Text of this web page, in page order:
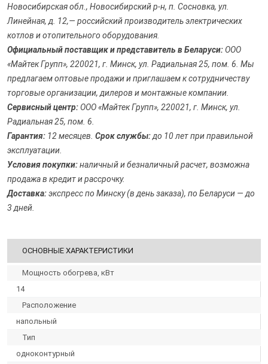
Новосибирская обл., Новосибирский р-н, п. Сосновка, ул.
Линейная, д. 12,— российский производитель электрических
котлов и отопительного оборудования.
Официальный поставщик и представитель в Беларуси:ООО
«Майтек Групп», 220021, г. Минск, ул. Радиальная 25, пом. 6. Мы
предлагаем оптовые продажи и приглашаем к сотрудничеству
торговые организации, дилеров и монтажные компании.
Сервисный центр:ООО «Майтек Групп», 220021, г. Минск, ул.
Радиальная 25, пом. 6.
Гарантия: 12 месяцев. Срок службы:до 10 лет при правильной
эксплуатации.
Условия покупки:наличный и безналичный расчет, возможна
продажа в кредит и рассрочку.
Доставка:экспресс по Минску (в день заказа), по Беларуси — до
3 дней.
ОСНОВНЫЕ ХАРАКТЕРИСТИКИ
Мощность обогрева, кВт
14
Расположение
напольный
Тип
одноконтурный